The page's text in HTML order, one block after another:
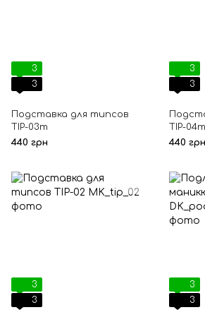
3
3
Подставка для типсов
TIP-03m
440 грн
3
3
TIP-04m
440 грн
3
3
3
3